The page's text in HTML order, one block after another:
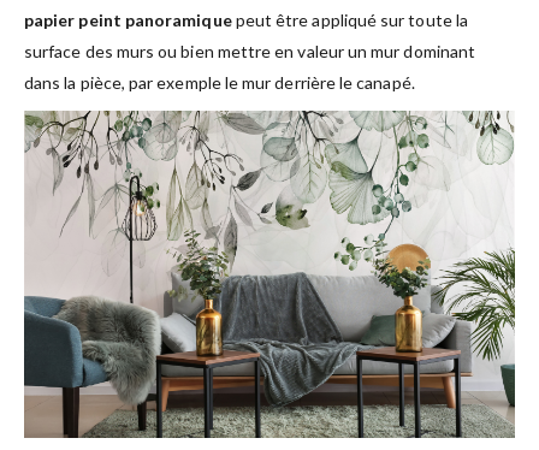
papier peint panoramiquepeut être appliqué sur toute la
surface des murs ou bien mettre en valeur un mur dominant
dans la pièce, par exemple le mur derrière le canapé.